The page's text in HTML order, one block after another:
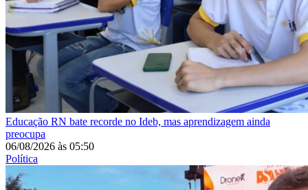
Educação RN bate recorde no Ideb, mas aprendizagem ainda
preocupa
06/08/2026 às 05:50
Política